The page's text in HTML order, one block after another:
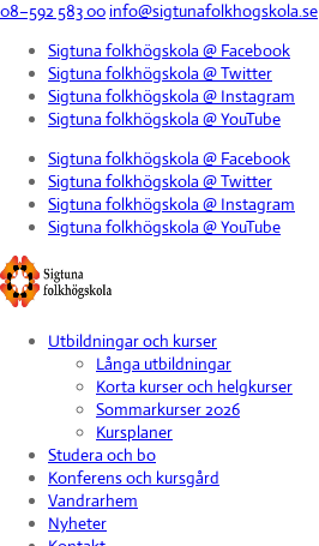
08–592 583 00 info@sigtunafolkhogskola.se
Sigtuna folkhögskola @ Facebook
Sigtuna folkhögskola @ Twitter
Sigtuna folkhögskola @ Instagram
Sigtuna folkhögskola @ YouTube
Sigtuna folkhögskola @ Facebook
Sigtuna folkhögskola @ Twitter
Sigtuna folkhögskola @ Instagram
Sigtuna folkhögskola @ YouTube
Utbildningar och kurser
Långa utbildningar
Korta kurser och helgkurser
Sommarkurser 2026
Kursplaner
Studera och bo
Konferens och kursgård
Vandrarhem
Nyheter